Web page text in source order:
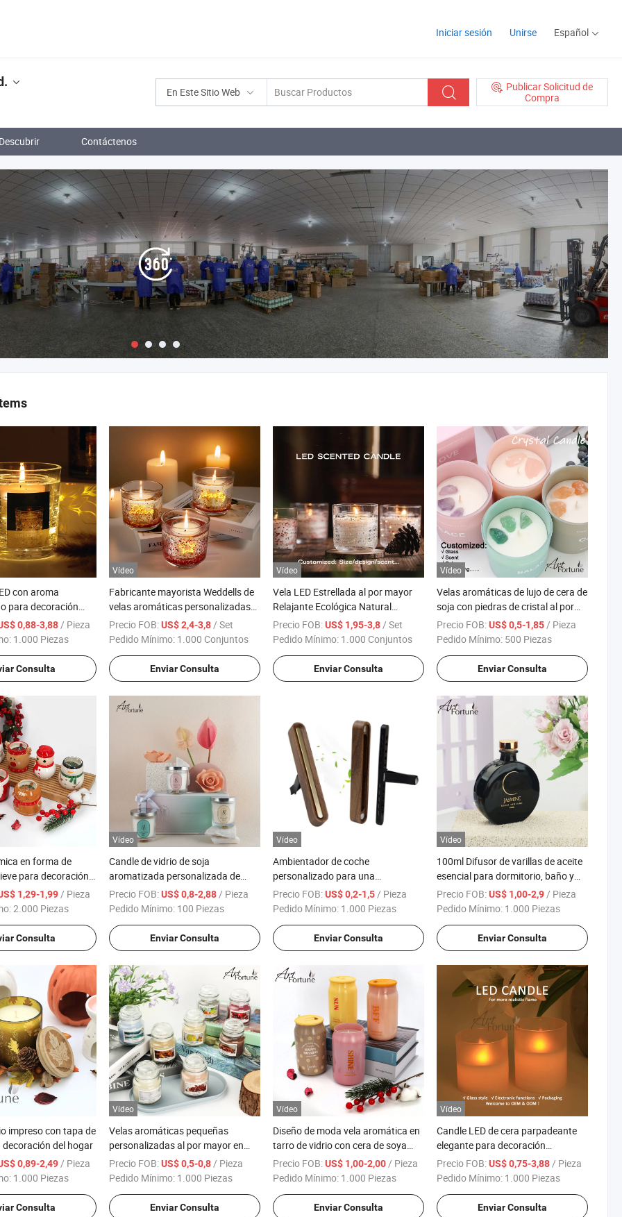
Iniciar sesión Unirse Español
En Este Sitio Web
Publicar Solicitud de
Compra
Descubrir Contáctenos
con aroma
para decoración
0,88-3,88 / Pieza
1.000 Piezas
Consulta
Vídeo
Fabricante mayorista Weddells de
velas aromáticas personalizadas
de cera de soja y gel de lujo, vela
con fragancia, con frascos y
Precio FOB:US$ 2,4-3,8 / Set
Pedido Mínimo: 1.000 Conjuntos
Enviar Consulta
Vídeo
Vela LED Estrellada al por mayor
Relajante Ecológica Natural
Aromaterapia Regalo Romántico
para el Día de San Valentín
Precio FOB:US$ 1,95-3,8 / Set
Pedido Mínimo: 1.000 Conjuntos
Enviar Consulta
Vídeo
Velas aromáticas de lujo de cera de
soja con piedras de cristal al por
mayor a precios asequibles
Precio FOB:US$ 0,5-1,85 / Pieza
Pedido Mínimo: 500 Piezas
Enviar Consulta
en forma de
para decoración
hogar
1,29-1,99 / Pieza
2.000 Piezas
Consulta
Vídeo
Candle de vidrio de soja
aromatizada personalizada de
marca blanca al por mayor para
decoración del hogar y regalo
Precio FOB:US$ 0,8-2,88 / Pieza
Pedido Mínimo: 100 Piezas
Enviar Consulta
Vídeo
Ambientador de coche
personalizado para una
experiencia refrescante Decoración
de coche
Precio FOB:US$ 0,2-1,5 / Pieza
Pedido Mínimo: 1.000 Piezas
Enviar Consulta
Vídeo
100ml Difusor de varillas de aceite
esencial para dormitorio, baño y
aromaterapia con fragancia
Precio FOB:US$ 1,00-2,9 / Pieza
Pedido Mínimo: 1.000 Piezas
Enviar Consulta
impreso con tapa de
del hogar
0,89-2,49 / Pieza
1.000 Piezas
Consulta
Vídeo
Velas aromáticas pequeñas
personalizadas al por mayor en
tarros para decoración del hogar
con etiqueta privada
Precio FOB:US$ 0,5-0,8 / Pieza
Pedido Mínimo: 1.000 Piezas
Enviar Consulta
Vídeo
Diseño de moda vela aromática en
tarro de vidrio con cera de soya
natural para Navidad y decoración
del hogar
Precio FOB:US$ 1,00-2,00 / Pieza
Pedido Mínimo: 1.000 Piezas
Enviar Consulta
Vídeo
Candle LED de cera parpadeante
elegante para decoración
acogedora del hogar
Precio FOB:US$ 0,75-3,88 / Pieza
Pedido Mínimo: 1.000 Piezas
Enviar Consulta